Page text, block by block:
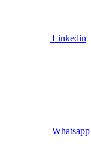
Linkedin
Whatsapp